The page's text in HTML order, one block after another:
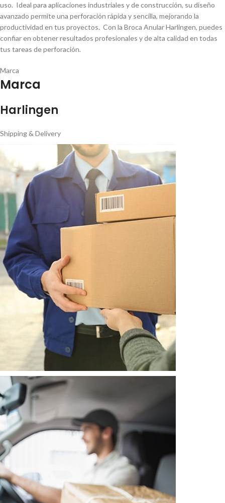
uso. Ideal para aplicaciones industriales y de construcción, su diseño
avanzado permite una perforación rápida y sencilla, mejorando la
productividad en tus proyectos. Con la Broca Anular Harlingen, puedes
confiar en obtener resultados profesionales y de alta calidad en todas
tus tareas de perforación.
Marca
Marca
Harlingen
Shipping & Delivery